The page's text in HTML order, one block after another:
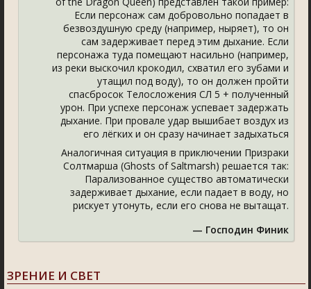
Если персонаж сам добровольно попадает в
безвоздушную среду (например, ныряет), то он
сам задерживает перед этим дыхание. Если
персонажа туда помещают насильно (например,
из реки выскочил крокодил, схватил его зубами и
утащил под воду), то он должен пройти
спасбросок Телосложения СЛ 5 + полученный
урон. При успехе персонаж успевает задержать
дыхание. При провале удар вышибает воздух из
его лёгких и он сразу начинает задыхаться
Аналогичная ситуация в приключении Призраки
Солтмарша (Ghosts of Saltmarsh) решается так:
Парализованное существо автоматически
задерживает дыхание, если падает в воду, но
рискует утонуть, если его снова не вытащат.
— Господин Финик
ЗРЕНИЕ И СВЕТ